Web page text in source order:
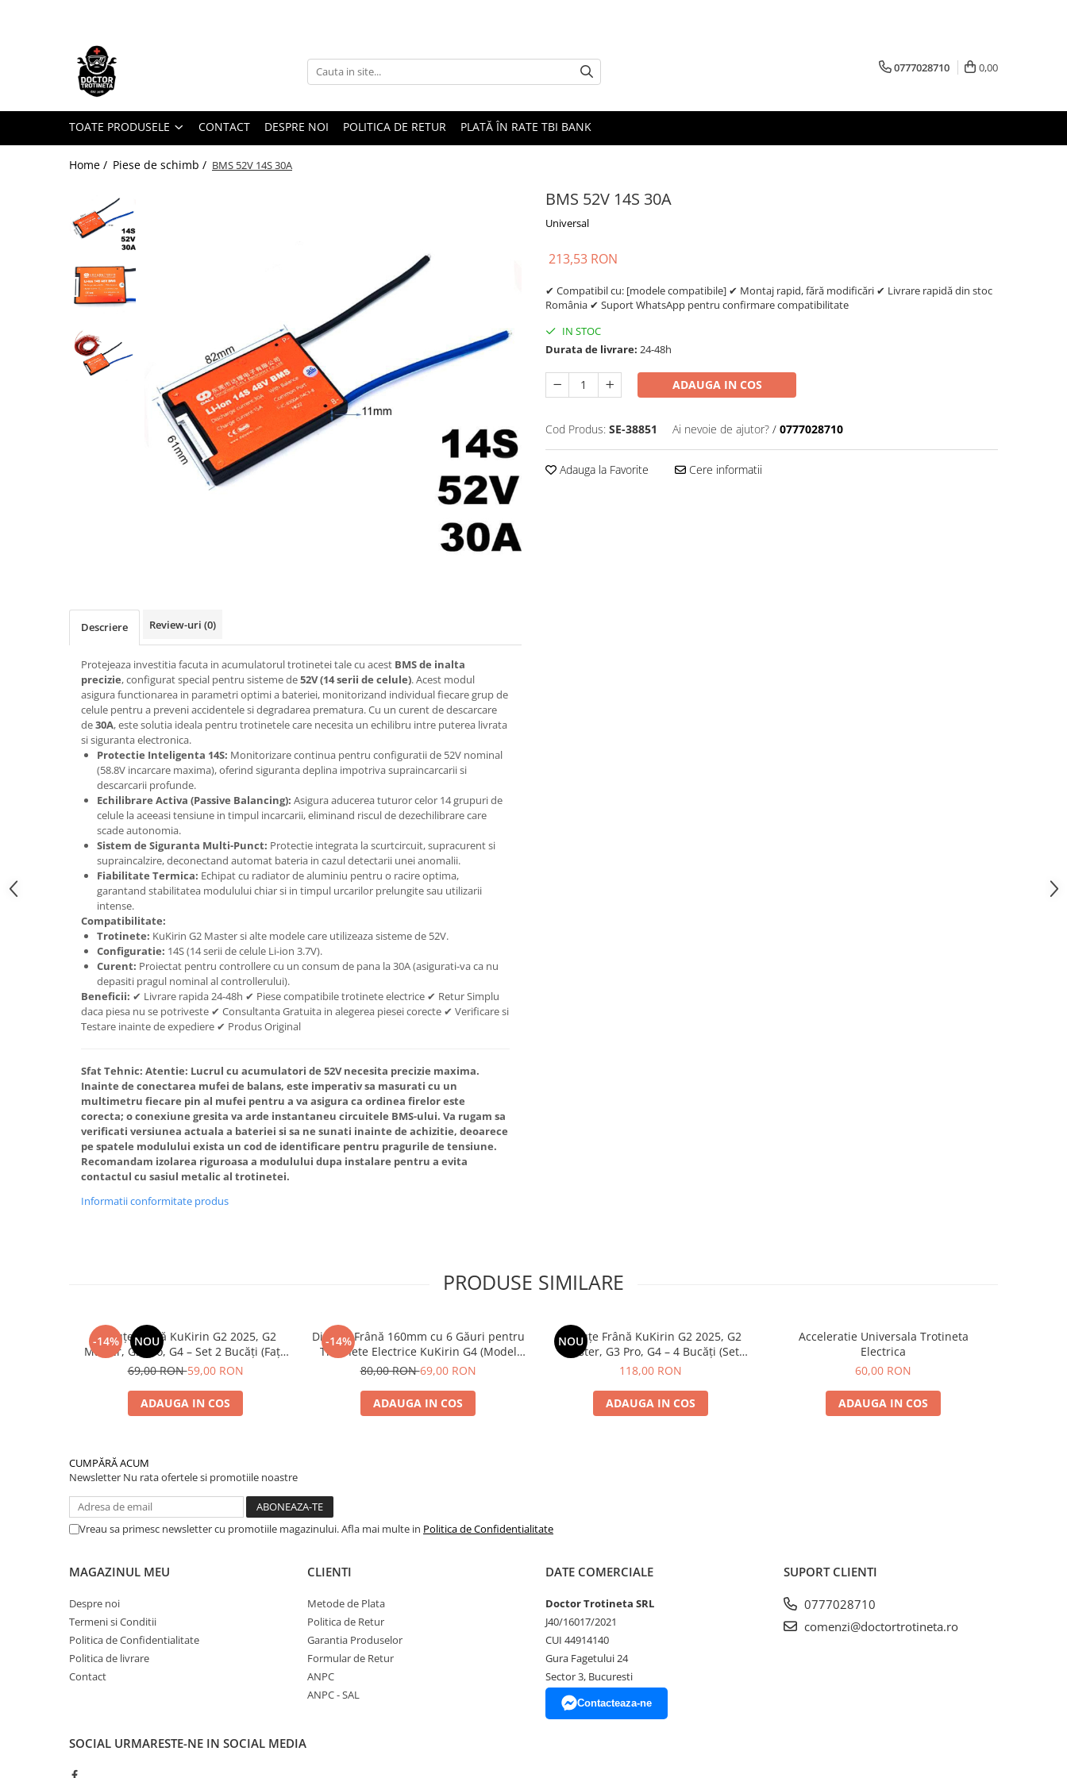
Toate Produsele
Piese de schimb
https://www.doctortrotineta.ro/electrica
Acceleratie
Acumulatori
Contact cu cheie
https://www.doctortrotineta.ro/frane
https://www.doctortrotineta.ro/lumini
https://www.doctortrotineta.ro/camere-
https://www.doctortrotineta.ro/cauciucuri-
trotinete-electrice
https://www.doctortrotineta.ro/cauciucuri-
cauciucuri-bicicleta
Camere bicicleta
Cauciuc tubeless cu GEL antipană
Trotinete electrice
Biciclete Electrice
Anvelope moto
Cauciucuri bicicleta
Anvelope și Camere Utilaje
https://www.doctortrotineta.ro/plata-
0777028710 0,00
TOATE PRODUSELE CONTACT DESPRE NOI POLITICA DE RETUR PLATĂ ÎN RATE TBI BANK
Home / Piese de schimb / BMS 52V 14S 30A
BMS 52V 14S 30A
Universal
213,53 RON
✔ Compatibil cu: [modele compatibile] ✔ Montaj rapid, fără modificări ✔ Livrare rapidă din stoc
România ✔ Suport WhatsApp pentru confirmare compatibilitate
IN STOC
Durata de livrare: 24-48h
ADAUGA IN COS
Cod Produs: SE-38851 Ai nevoie de ajutor? / 0777028710
Adauga la Favorite Cere informatii
Descriere Review-uri (0)
Protejeaza investitia facuta in acumulatorul trotinetei tale cu acest BMS de inalta
precizie, configurat special pentru sisteme de52V (14 serii de celule). Acest modul
asigura functionarea in parametri optimi a bateriei, monitorizand individual fiecare grup de
celule pentru a preveni accidentele si degradarea prematura. Cu un curent de descarcare
de30A, este solutia ideala pentru trotinetele care necesita un echilibru intre puterea livrata
si siguranta electronica.
Protectie Inteligenta 14S: Monitorizare continua pentru configuratii de 52V nominal
(58.8V incarcare maxima), oferind siguranta deplina impotriva supraincarcarii si
descarcarii profunde.
Echilibrare Activa (Passive Balancing): Asigura aducerea tuturor celor 14 grupuri de
celule la aceeasi tensiune in timpul incarcarii, eliminand riscul de dezechilibrare care
scade autonomia.
Sistem de Siguranta Multi-Punct: Protectie integrata la scurtcircuit, supracurent si
supraincalzire, deconectand automat bateria in cazul detectarii unei anomalii.
Fiabilitate Termica: Echipat cu radiator de aluminiu pentru o racire optima,
garantand stabilitatea modulului chiar si in timpul urcarilor prelungite sau utilizarii
intense.
Compatibilitate:
Trotinete: KuKirin G2 Master si alte modele care utilizeaza sisteme de 52V.
Configuratie: 14S (14 serii de celule Li-ion 3.7V).
Curent: Proiectat pentru controllere cu un consum de pana la 30A (asigurati-va ca nu
depasiti pragul nominal al controllerului).
Beneficii: ✔ Livrare rapida 24-48h ✔ Piese compatibile trotinete electrice ✔ Retur Simplu
daca piesa nu se potriveste ✔ Consultanta Gratuita in alegerea piesei corecte ✔ Verificare si
Testare inainte de expediere ✔ Produs Original
Sfat Tehnic: Atentie: Lucrul cu acumulatori de 52V necesita precizie maxima.
Inainte de conectarea mufei de balans, este imperativ sa masurati cu un
multimetru fiecare pin al mufei pentru a va asigura ca ordinea firelor este
corecta; o conexiune gresita va arde instantaneu circuitele BMS-ului. Va rugam sa
verificati versiunea actuala a bateriei si sa ne sunati inainte de achizitie, deoarece
pe spatele modulului exista un cod de identificare pentru pragurile de tensiune.
Recomandam izolarea riguroasa a modulului dupa instalare pentru a evita
contactul cu sasiul metalic al trotinetei.
Informatii conformitate produs
PRODUSE SIMILARE
-14% NOU
Plăcuțe Frână KuKirin G2 2025, G2
Master, G3 Pro, G4 – Set 2 Bucăți (Față
sau Spate) Premium
69,00 RON59,00 RON
ADAUGA IN COS
-14%
Disc de Frână 160mm cu 6 Găuri pentru
Trotinete Electrice KuKirin G4 (Model
2025) și KuKirin G2 – Performanță
80,00 RON69,00 RON
ADAUGA IN COS
NOU
Plăcuțe Frână KuKirin G2 2025, G2
Master, G3 Pro, G4 – 4 Bucăți (Set
118,00 RON
ADAUGA IN COS
Acceleratie Universala Trotineta
Electrica
60,00 RON
ADAUGA IN COS
CUMPĂRĂ ACUM
Newsletter Nu rata ofertele si promotiile noastre
Vreau sa primesc newsletter cu promotiile magazinului. Afla mai multe in Politica de Confidentialitate
MAGAZINUL MEU
Despre noi
Termeni si Conditii
Politica de Confidentialitate
Politica de livrare
Contact
CLIENTI
Metode de Plata
Politica de Retur
Garantia Produselor
Formular de Retur
ANPC
ANPC - SAL
DATE COMERCIALE
Doctor Trotineta SRL
J40/16017/2021
CUI 44914140
Gura Fagetului 24
Sector 3, Bucuresti
Contacteaza-ne
SUPORT CLIENTI
0777028710
comenzi@doctortrotineta.ro
SOCIAL URMARESTE-NE IN SOCIAL MEDIA